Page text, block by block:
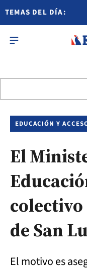
TEMAS DEL DÍA:
EDUCACIÓN Y
El
colectivo
de San
El motivo es